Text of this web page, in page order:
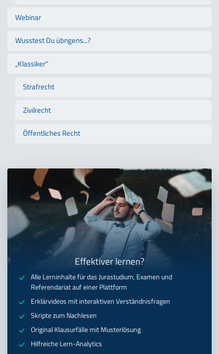
Webinar
Wusstest Du übrigens...?
„Klassiker"
Strafrecht
Zivilrecht
Öffentliches Recht
Effektiver lernen?
Alle Lerninhalte für das Jurastudium, Examen und
Referendariat auf einer Plattform
Erklärvideos mit interaktiven Verständnisfragen
Skripte zum Nachlesen
Original Klausurfälle mit Musterlösung
Hilfreiche Lern-Analytics